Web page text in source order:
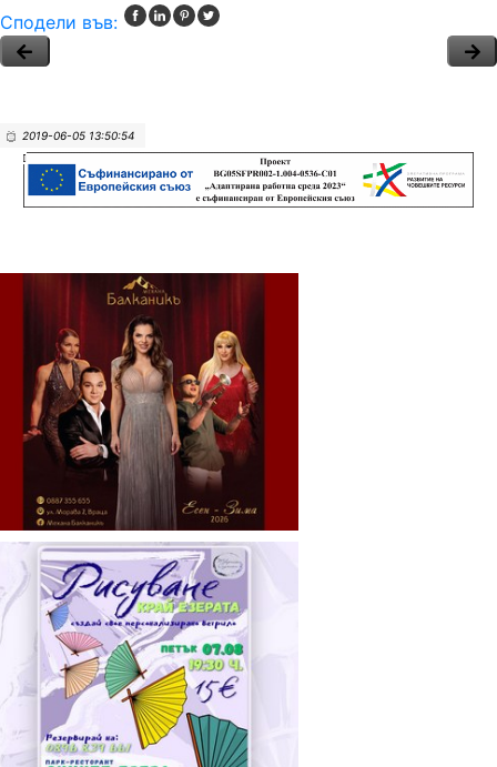
Сподели във:
2019-06-05 13:50:54